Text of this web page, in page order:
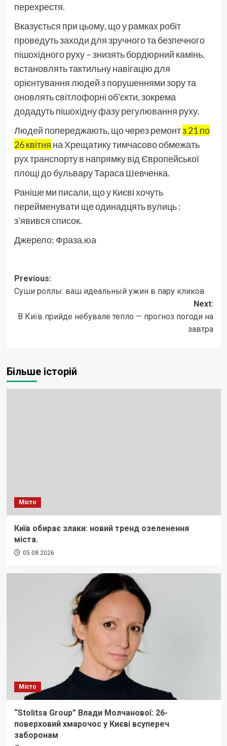
перехрестя.
Вказується при цьому, що у рамках робіт
проведуть заходи для зручного та безпечного
пішохідного руху – знизять бордюрний камінь,
встановлять тактильну навігацію для
орієнтування людей з порушеннями зору та
оновлять світлофорні об'єкти, зокрема
додадуть пішохідну фазу регулювання руху.
Людей попереджають, що через ремонтз 21 по
26 квітня на Хрещатику тимчасово обмежать
рух транспорту в напрямку від Європейської
площі до бульвару Тараса Шевченка.
Раніше ми писали, що у Києві хочуть
перейменувати ще одинадцять вулиць :
з'явився список.
Джерело: Фраза.юа
Post
navigation
Previous:
Суши роллы: ваш идеальный ужин в пару кликов
Next:
В Київ прийде небувале тепло — прогноз погоди на
завтра
Більше історій
Місто
Київ обирає злаки: новий тренд озеленення
міста.
05.08.2026
Місто
“Stolitsa Group” Влади Молчанової: 26-
поверховий хмарочос у Києві всупереч
заборонам